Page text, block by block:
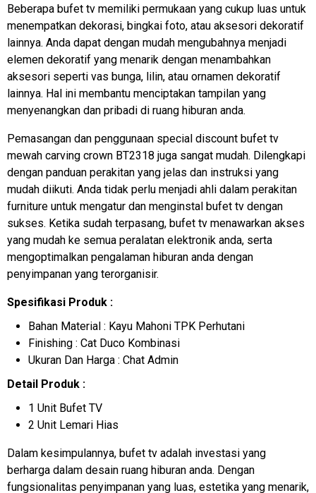
Beberapa bufet tv memiliki permukaan yang cukup luas untuk
menempatkan dekorasi, bingkai foto, atau aksesori dekoratif
lainnya. Anda dapat dengan mudah mengubahnya menjadi
elemen dekoratif yang menarik dengan menambahkan
aksesori seperti vas bunga, lilin, atau ornamen dekoratif
lainnya. Hal ini membantu menciptakan tampilan yang
menyenangkan dan pribadi di ruang hiburan anda.
Pemasangan dan penggunaan special discount bufet tv
mewah carving crown BT2318 juga sangat mudah. Dilengkapi
dengan panduan perakitan yang jelas dan instruksi yang
mudah diikuti. Anda tidak perlu menjadi ahli dalam perakitan
furniture untuk mengatur dan menginstal bufet tv dengan
sukses. Ketika sudah terpasang, bufet tv menawarkan akses
yang mudah ke semua peralatan elektronik anda, serta
mengoptimalkan pengalaman hiburan anda dengan
penyimpanan yang terorganisir.
Spesifikasi Produk :
Bahan Material : Kayu Mahoni TPK Perhutani
Finishing : Cat Duco Kombinasi
Ukuran Dan Harga : Chat Admin
Detail Produk :
1 Unit Bufet TV
2 Unit Lemari Hias
Dalam kesimpulannya, bufet tv adalah investasi yang
berharga dalam desain ruang hiburan anda. Dengan
fungsionalitas penyimpanan yang luas, estetika yang menarik,